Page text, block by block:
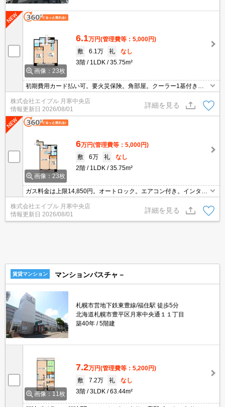
画像：23枚
6.1万円(管理費等：5,000円)
敷
6.1万 礼
なし
3階
1LDK 35.75m²
初期費用カード払い可。要火災保険。角部屋。クーラー1基付き。
浴室乾燥機付。システムキッチン。インターネット無料。エレベー
ターあり。シャンドレ。ガス料金は上限14,850円。
株式会社エイブル 月寒中央店
情報更新日 2026/08/01
詳細を見る
画像：23枚
6万円(管理費等：5,000円)
敷
6万 礼
なし
2階
1LDK 35.75m²
ガス料金は上限14,850円。オートロック。エアコン付き。インター
付き。駅まで徒歩1分圏内!。初期費用クレジット払い可能。角部
屋。
株式会社エイブル 月寒中央店
情報更新日 2026/08/01
詳細を見る
賃貸マンション マンションパスチャ－
札幌市営地下鉄東豊線/福住駅 徒歩5分
北海道札幌市豊平区月寒中央通１１丁目
築40年
5階建
画像：11枚
7.2万円(管理費等：5,200円)
敷
7.2万 礼
なし
3階
3LDK 63.44m²